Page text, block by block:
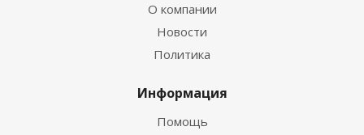
О компании
Новости
Политика
Информация
Помощь